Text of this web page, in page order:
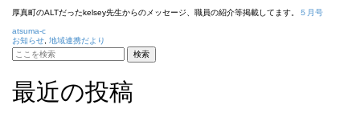
厚真町のALTだったkelsey先生からのメッセージ、職員の紹介等掲載してます。 ５月号
atsuma-c
お知らせ 地域連携だより
最近の投稿